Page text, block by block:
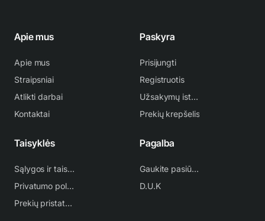
Apie mus
Apie mus
Straipsniai
Atlikti darbai
Kontaktai
Paskyra
Prisijungti
Registruotis
Užsakymų istorija
Prekių krepšelis
Taisyklės
Sąlygos ir taisyklės
Privatumo politika
Prekių pristatymas
Pagalba
Gaukite pasiūlymą
D.U.K